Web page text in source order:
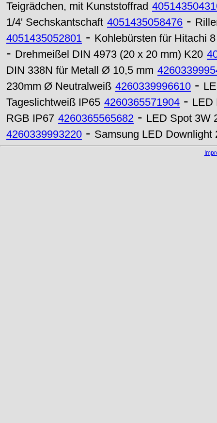
Teigrädchen, mit Kunststoffrad
1/4' Sechskantschaft 4051435058476 -
4051435052801 - Kohlebürsten für Hitachi
- Drehmeißel DIN 4973 (20 x 20 mm) K20
DIN 338N für Metall Ø 10,5 mm
230mm Ø Neutralweiß 4260339996610 -
Tageslichtweiß IP65 4260365571904 - LED
RGB IP67 4260365565682 - LED Spot 3W
4260339993220 - Samsung LED